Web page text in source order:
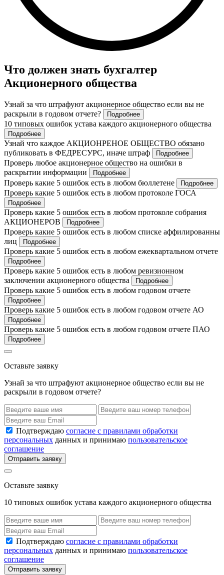
Что должен знать бухгалтер
Акционерного общества
Узнай за что штрафуют акционерное общество если вы не
раскрыли в годовом отчете?
Подробнее
10 типовых ошибок устава каждого акционерного общества
Подробнее
Узнай что каждое АКЦИОНРЕНОЕ ОБЩЕСТВО обязано
публиковать в ФЕДРЕСУРС, иначе штраф
Подробнее
Проверь любое акционерное общество на ошибки в
раскрытии информации
Подробнее
Проверь какие 5 ошибок есть в любом бюллетене Подробнее
Проверь какие 5 ошибок есть в любом протоколе ГОСА
Подробнее
Проверь какие 5 ошибок есть в любом протоколе собрания
АКЦИОНЕРОВ
Подробнее
Проверь какие 5 ошибок есть в любом списке аффилированны
лиц
Подробнее
Проверь какие 5 ошибок есть в любом ежеквартальном отчете
Подробнее
Проверь какие 5 ошибок есть в любом ревизионном
заключении акционерного общества
Подробнее
Проверь какие 5 ошибок есть в любом годовом отчете
Подробнее
Проверь какие 5 ошибок есть в любом годовом отчете АО
Подробнее
Проверь какие 5 ошибок есть в любом годовом отчете ПАО
Подробнее
Оставьте заявку
Узнай за что штрафуют акционерное общество если вы не
раскрыли в годовом отчете?
Подтверждаю согласие с правилами обработки
персональных данных и принимаю пользовательское
соглашение
Отправить заявку
Оставьте заявку
10 типовых ошибок устава каждого акционерного общества
Подтверждаю согласие с правилами обработки
персональных данных и принимаю пользовательское
соглашение
Отправить заявку